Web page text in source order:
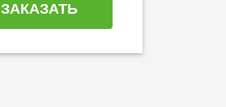
ЗАКАЗАТЬ